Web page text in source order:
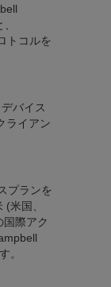
トコルを
バイス
ライアン
プランを
米国、
際アク
。